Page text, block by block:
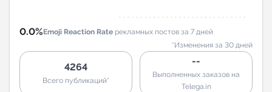
0.0%Emoji Reaction Rate рекламных постов за 7 дней
*Изменения за 30 дней
4264
Всего публикаций*
--
Выполненных заказов на
Telega.in